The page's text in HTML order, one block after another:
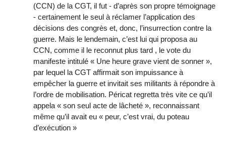
(CCN) de la CGT, il fut - d’après son propre témoignage
- certainement le seul à réclamer l’application des
décisions des congrès et, donc, l’insurrection contre la
guerre. Mais le lendemain, c’est lui qui proposa au
CCN, comme il le reconnut plus tard , le vote du
manifeste intitulé « Une heure grave vient de sonner »,
par lequel la CGT affirmait son impuissance à
empêcher la guerre et invitait ses militants à répondre à
l’ordre de mobilisation. Péricat regretta très vite ce qu’il
appela « son seul acte de lâcheté », reconnaissant
même qu’il avait eu « peur, c’est vrai, du poteau
d’exécution »